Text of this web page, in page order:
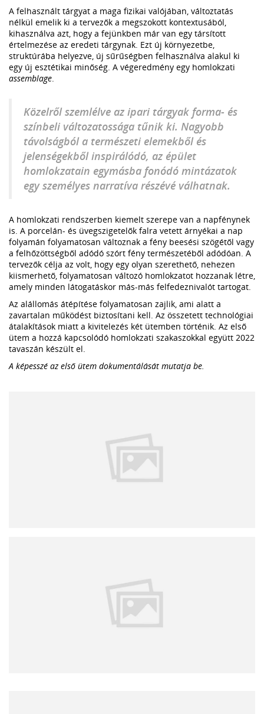
A felhasznált tárgyat a maga fizikai valójában, változtatás
nélkül emelik ki a tervezők a megszokott kontextusából,
kihasználva azt, hogy a fejünkben már van egy társított
értelmezése az eredeti tárgynak. Ezt új környezetbe,
struktúrába helyezve, új sűrűségben felhasználva alakul ki
egy új esztétikai minőség. A végeredmény egy homlokzati
assemblage.
Közelről szemlélve az ipari tárgyak forma- és
színbeli változatossága tűnik ki. Nagyobb
távolságból a természeti elemekből és
jelenségekből inspirálódó, az épület
homlokzatain egymásba fonódó mintázatok
egy személyes narratíva részévé válhatnak.
A homlokzati rendszerben kiemelt szerepe van a napfénynek
is. A porcelán- és üvegszigetelők falra vetett árnyékai a nap
folyamán folyamatosan változnak a fény beesési szögétől vagy
a felhőzöttségből adódó szórt fény természetéből adódóan. A
tervezők célja az volt, hogy egy olyan szerethető, nehezen
kiismerhető, folyamatosan változó homlokzatot hozzanak létre,
amely minden látogatáskor más-más felfedeznivalót tartogat.
Az alállomás átépítése folyamatosan zajlik, ami alatt a
zavartalan működést biztosítani kell. Az összetett technológiai
átalakítások miatt a kivitelezés két ütemben történik. Az első
ütem a hozzá kapcsolódó homlokzati szakaszokkal együtt 2022
tavaszán készült el.
A képesszé az első ütem dokumentálását mutatja be.